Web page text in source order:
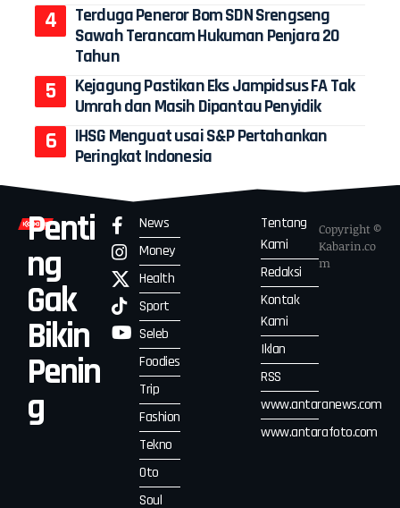
Terduga Peneror Bom SDN Srengseng
Sawah Terancam Hukuman Penjara 20
Tahun
Kejagung Pastikan Eks Jampidsus FA Tak
Umrah dan Masih Dipantau Penyidik
IHSG Menguat usai S&P Pertahankan
Peringkat Indonesia
Penti
ng
Gak
Bikin
Penin
g
News
Money
Health
Sport
Seleb
Foodies
Trip
Fashion
Tekno
Oto
Soul
Tentang
Kami
Redaksi
Kontak
Kami
Iklan
RSS
www.antaranews.com
www.antarafoto.com
Copyright ©
Kabarin.co
m